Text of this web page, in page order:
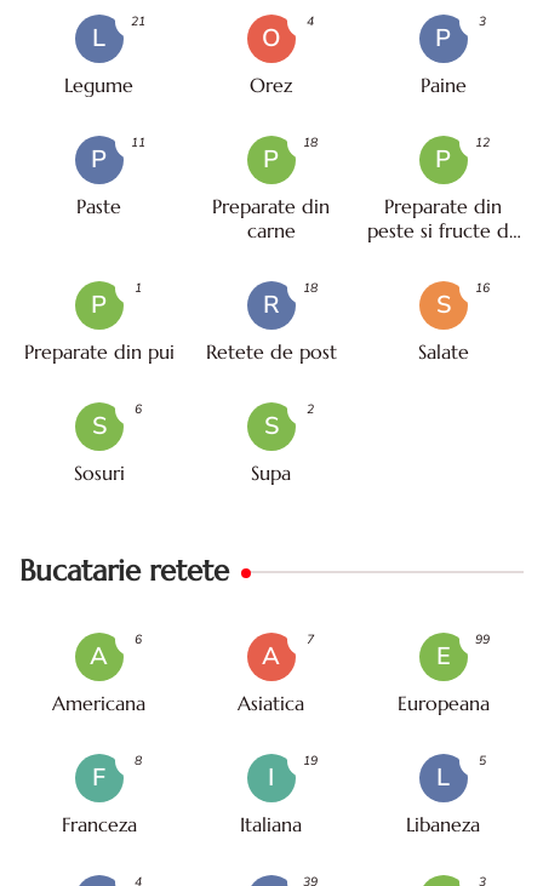
L
Legume
21
O
Orez
4
P
Paine
3
P
Paste
11
P
Preparate din
carne
18
P
Preparate din
peste si fructe de
12
P
Preparate din pui
1
R
Retete de post
18
S
Salate
16
S
Sosuri
6
S
Supa
2
Bucatarie retete
A
Americana
6
A
Asiatica
7
E
Europeana
99
F
Franceza
8
I
Italiana
19
L
Libaneza
5
4 39 3